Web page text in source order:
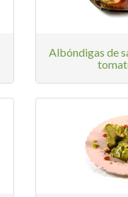
Albóndigas de